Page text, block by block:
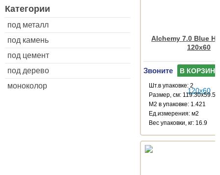
Категории
под металл
под камень
под цемент
под дерево
моноколор
Alchemy 7.0 Blue
120x60
Звоните В КОРЗИНУ
Шт.в упаковке: 2
Размер, см: 119.30x59.55
М2 в упаковке: 1.421
Ед.измерения: м2
Веc упаковки, кг: 16.9